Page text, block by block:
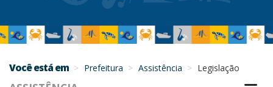
Você está em Prefeitura Assistência Legislação